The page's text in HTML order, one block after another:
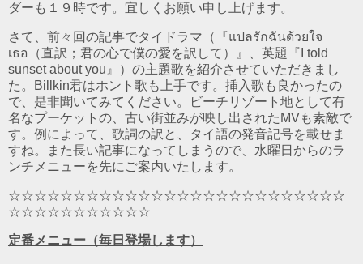
ダーも１９時です。宜しくお願い申し上げます。
さて、前々回の記事でタイドラマ（『แปลรักฉันด้วยใจ
เธอ（直訳；君の心で僕の愛を訳して）』、英題『I told
sunset about you』）の主題歌を紹介させていただきまし
た。Billkin君はホント歌も上手です。挿入歌も良かったの
で、是非聞いてみてください。ビーチリゾート地として有
名なプーケットの、古い街並みが映し出されたMVも素敵で
す。例によって、歌詞の訳と、タイ語の発音記号を載せま
すね。また長い記事になってしまうので、水曜日からのラ
ンチメニューを先にご案内いたします。
☆☆☆☆☆☆☆☆☆☆☆☆☆☆☆☆☆☆☆☆☆☆☆☆☆☆
☆☆☆☆☆☆☆☆☆☆☆
定番メニュー（毎日登場します）